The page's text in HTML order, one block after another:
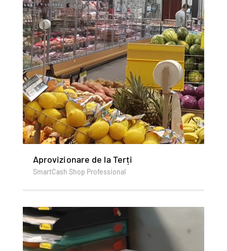
Aprovizionare de la Terți
SmartCash Shop Professional